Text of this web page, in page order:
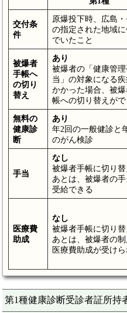
交付条
件
原爆投下時、広島
の指定された地域
でいたこと
被爆者
手帳へ
の切り
替え
あり
被爆者の「健康管
当」の対象になる疾
かかった場合、被
帳への切り替えが
無料の
健康診
断
あり
年2回の一般健診と
のがん検診
手当
なし
被爆者手帳に切り
あとは、被爆者の
受給できる
医療費
助成
なし
被爆者手帳に切り
あとは、被爆者の
医療費助成が受け
第1種健康診断受診者証所持